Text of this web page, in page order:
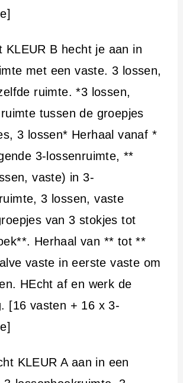
KLEUR B hecht je aan in
met een vaste. 3 lossen,
ruimte. *3 lossen,
tussen de groepjes
3 lossen* Herhaal vanaf *
3-lossenruimte, **
vaste) in 3-
3 lossen, vaste
van 3 stokjes tot
Herhaal van ** tot **
vaste in eerste vaste om
HEcht af en werk de
[16 vasten + 16 x 3-
KLEUR A aan in een